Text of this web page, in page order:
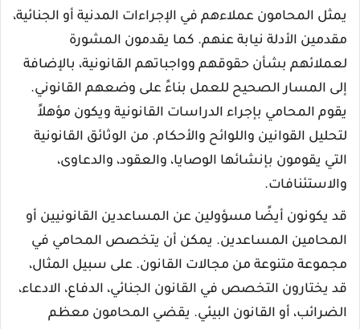
يمثل المحامون عملاءهم في الإجراءات المدنية أو الجنائية،
مقدمين الأدلة نيابة عنهم. كما يقدمون المشورة
لعملائهم بشأن حقوقهم وواجباتهم القانونية، بالإضافة
إلى المسار الصحيح للعمل بناءً على وضعهم القانوني.
يقوم المحامي بإجراء الدراسات القانونية ويكون مؤهلاً
لتحليل القوانين واللوائح والأحكام. من الوثائق القانونية
التي يقومون بإنشائها الوصايا، والعقود، والدعاوى،
والاستئنافات.
قد يكونون أيضًا مسؤولين عن المساعدين القانونيين أو
المحامين المساعدين. يمكن أن يتخصص المحامي في
مجموعة متنوعة من مجالات القانون. على سبيل المثال،
قد يختارون التخصص في القانون الجنائي، الدفاع، الادعاء،
الضرائب، أو القانون البيئي. يقضي المحامون معظم